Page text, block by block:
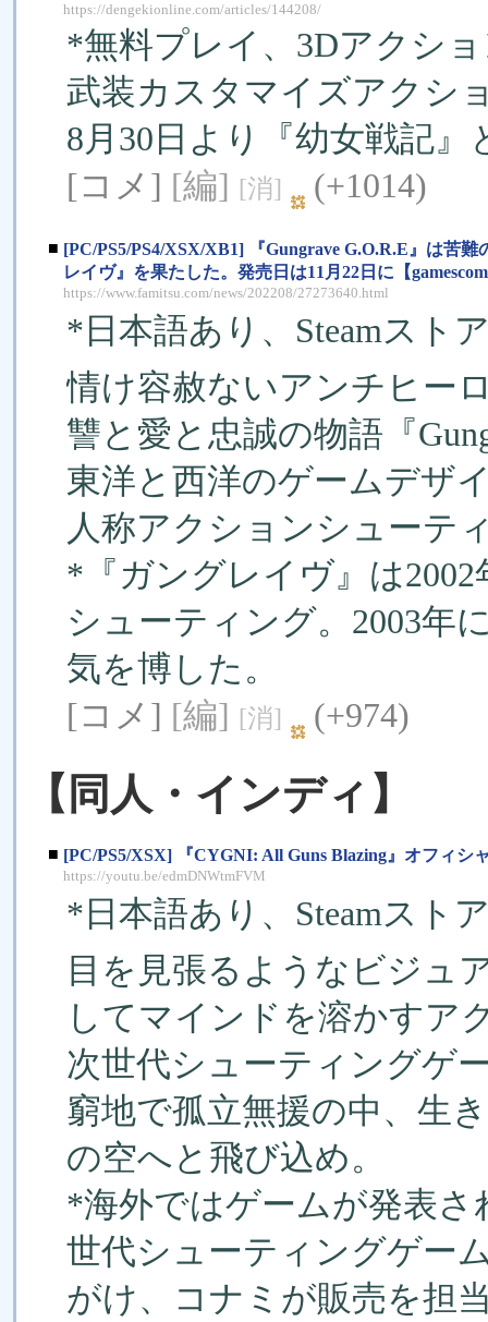
https://dengekionline.com/articles/144208/
*無料プレイ、3Dアクシ
武装カスタマイズアクシ
8月30日より『幼女戦記
[コメ] [編] [消] (+1014)
■ [PC/PS5/PS4/XSX/XB1] 『Gungrave G.O.R.E』は苦
レイヴ』を果たした。発売日は11月22日に【
https://www.famitsu.com/news/202208/27273640.html
*日本語あり、Steamスト
情け容赦ないアンチヒー
讐と愛と忠誠の物語『
東洋と西洋のゲームデザ
人称アクションシューテ
*『ガングレイヴ』は
シューティング。2003年
気を博した。
[コメ] [編] [消] (+974)
【同人・インディ】
■ [PC/PS5/XSX] 『CYGNI: All Guns Blazing』オフィシ
https://youtu.be/edmDNWtmFVM
*日本語あり、Steamスト
目を見張るようなビジュ
してマインドを溶かすア
次世代シューティングゲ
窮地で孤立無援の中、生
の空へと飛び込め。
*海外ではゲームが発表
世代シューティングゲー
がけ、コナミが販売を担